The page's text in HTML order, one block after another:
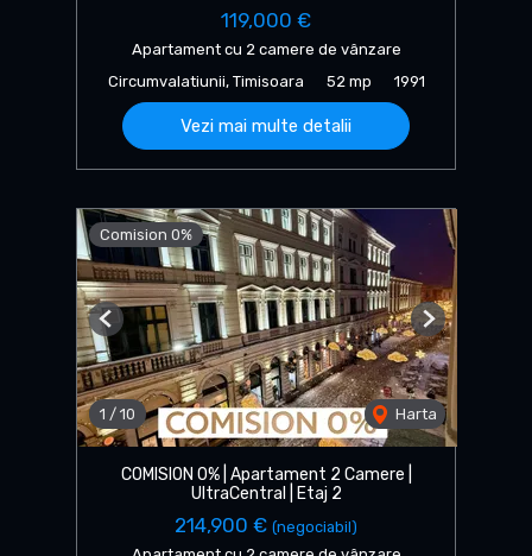
119,000 €
Apartament cu 2 camere de vânzare
Circumvalatiunii, Timisoara
52 mp 1991
Vezi mai multe detalii
Comision 0%
1 / 10 Harta
Previous Next
COMISION 0% | Apartament 2 Camere |
UltraCentral | Etaj 2
214,900 € (negociabil)